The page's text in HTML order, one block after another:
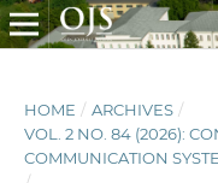
HOME / ARCHIVES /
VOL. 2 NO. 84 (2026):
COMMUNICATION